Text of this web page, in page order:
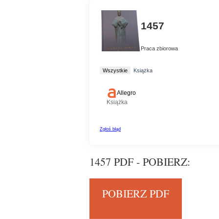
1457 PDF - POBIERZ:
POBIERZ PDF